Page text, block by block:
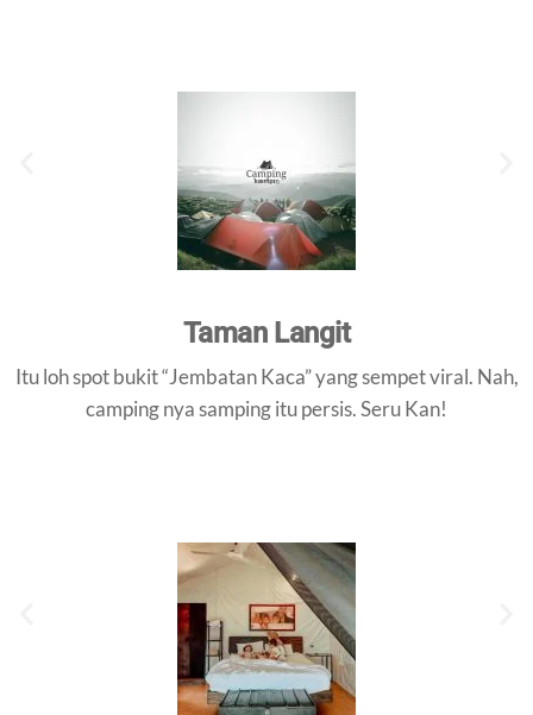
Taman Langit
Itu loh spot bukit “Jembatan Kaca” yang sempet viral. Nah,
camping nya samping itu persis. Seru Kan!